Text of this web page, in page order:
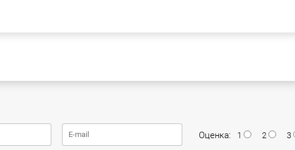
Оценка: 1 2 3